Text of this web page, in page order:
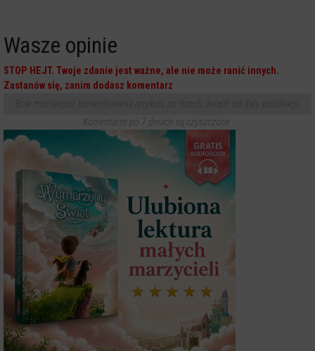
Wasze opinie
STOP HEJT. Twoje zdanie jest ważne, ale nie może ranić innych.
Zastanów się, zanim dodasz komentarz
Komentarze po 7 dniach są czyszczone.